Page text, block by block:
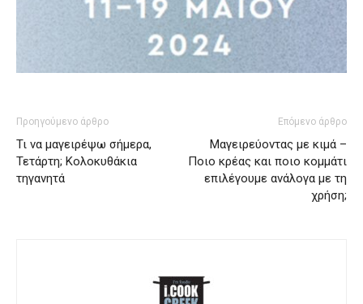
Προηγούμενο άρθρο
Τι να μαγειρέψω σήμερα,
Τετάρτη; Κολοκυθάκια
τηγανητά
Επόμενο άρθρο
Μαγειρεύοντας με κιμά –
Ποιο κρέας και ποιο κομμάτι
επιλέγουμε ανάλογα με τη
χρήση;